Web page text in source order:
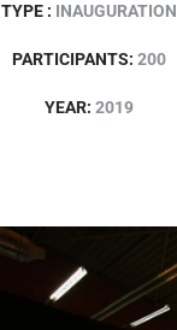
TYPE : INAUGURATION
PARTICIPANTS: 200
YEAR: 2019